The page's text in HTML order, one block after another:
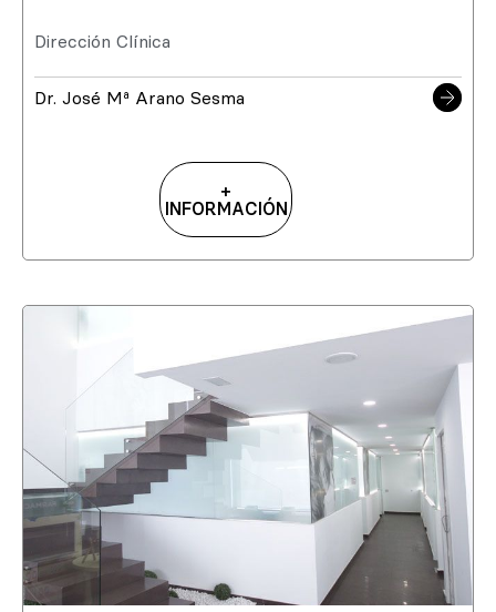
Dirección Clínica
Dr. José Mª Arano Sesma
+
INFORMACIÓN